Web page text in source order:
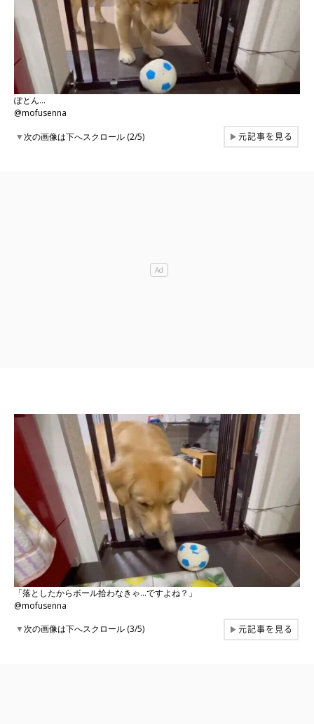
ぽとん…
@mofusenna
▼次の画像は下へスクロール (2/5) ▶元記事を見る
「落としたからボール拾わなきゃ…ですよね？」
@mofusenna
▼次の画像は下へスクロール (3/5) ▶元記事を見る